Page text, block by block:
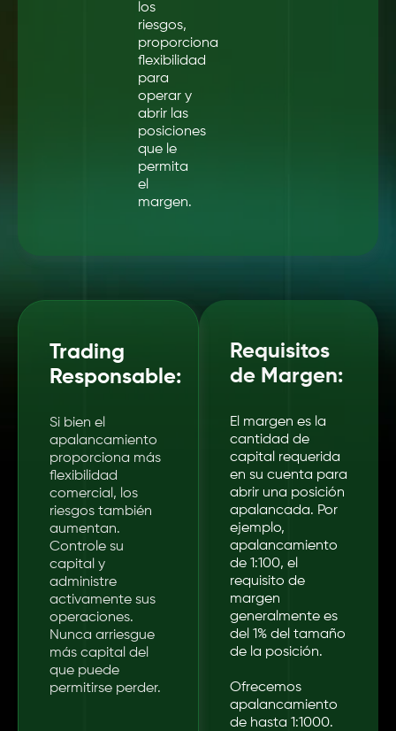
los
riesgos,
proporciona
flexibilidad
para
operar y
abrir las
posiciones
que le
permita
el
margen.
Requisitos
de Margen:
El margen es la
cantidad de
capital requerida
en su cuenta para
abrir una posición
apalancada. Por
ejemplo,
apalancamiento
de 1:100, el
requisito de
margen
generalmente es
del 1% del tamaño
de la posición.
Ofrecemos
apalancamiento
de hasta 1:1000.
Trading
Responsable:
Si bien el
apalancamiento
proporciona más
flexibilidad
comercial, los
riesgos también
aumentan.
Controle su
capital y
administre
activamente sus
operaciones.
Nunca arriesgue
más capital del
que puede
permitirse perder.